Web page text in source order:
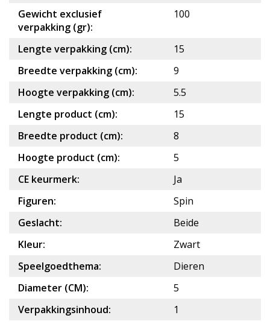
Gewicht exclusief
verpakking (gr):
100
Lengte verpakking (cm):
15
Breedte verpakking (cm):
9
Hoogte verpakking (cm):
5.5
Lengte product (cm):
15
Breedte product (cm):
8
Hoogte product (cm):
5
CE keurmerk:
Ja
Figuren:
Spin
Geslacht:
Beide
Kleur:
Zwart
Speelgoedthema:
Dieren
Diameter (CM):
5
Verpakkingsinhoud:
1